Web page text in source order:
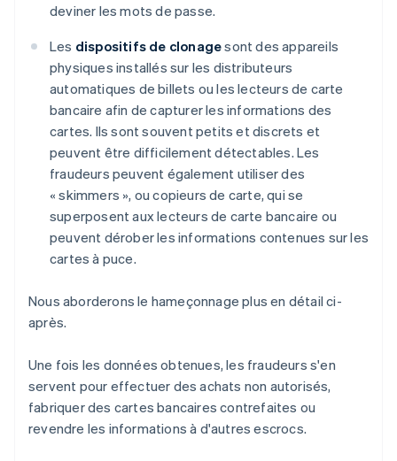
deviner les mots de passe.
Les dispositifs de clonagesont des appareils
physiques installés sur les distributeurs
automatiques de billets ou les lecteurs de carte
bancaire afin de capturer les informations des
cartes. Ils sont souvent petits et discrets et
peuvent être difficilement détectables. Les
fraudeurs peuvent également utiliser des
« skimmers », ou copieurs de carte, qui se
superposent aux lecteurs de carte bancaire ou
peuvent dérober les informations contenues sur les
cartes à puce.
Nous aborderons le hameçonnage plus en détail ci-
après.
Une fois les données obtenues, les fraudeurs s'en
servent pour effectuer des achats non autorisés,
fabriquer des cartes bancaires contrefaites ou
revendre les informations à d'autres escrocs.